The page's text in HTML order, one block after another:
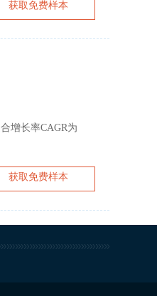
获取免费样本
增长率CAGR为
获取免费样本